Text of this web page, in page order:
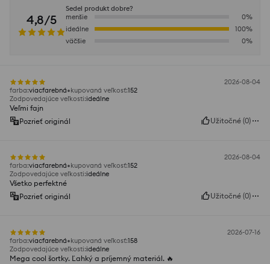
4,8/5
Sedel produkt dobre?
menšie
0%
ideálne
100%
väčšie
0%
2026-08-04
farba:viacfarebná kupovaná veľkosť:152
Zodpovedajúce veľkosti:ideálne
Veľmi fajn
Pozrieť originál
Užitočné (0)
2026-08-04
farba:viacfarebná kupovaná veľkosť:152
Zodpovedajúce veľkosti:ideálne
Všetko perfektné
Pozrieť originál
Užitočné (0)
2026-07-16
farba:viacfarebná kupovaná veľkosť:158
Zodpovedajúce veľkosti:ideálne
Mega cool šortky. Ľahký a príjemný materiál. 🔥